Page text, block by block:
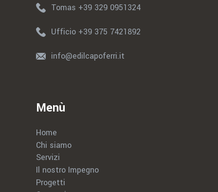
Tomas +39 329 0951324
Ufficio +39 375 7421892
info@edilcapoferri.it
Menù
Home
Chi siamo
Servizi
Il nostro Impegno
Progetti